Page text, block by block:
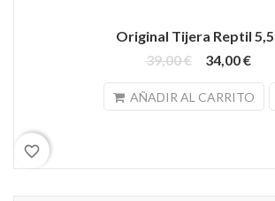
Original Tijera Reptil
39,00 €
34,00 €
AÑADIR AL CARRITO
favorite_border